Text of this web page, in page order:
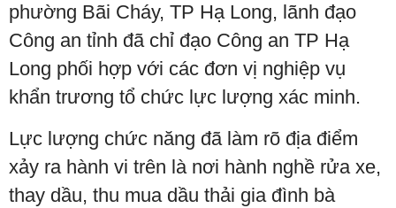
phường Bãi Cháy, TP Hạ Long, lãnh đạo
Công an tỉnh đã chỉ đạo Công an TP Hạ
Long phối hợp với các đơn vị nghiệp vụ
khẩn trương tổ chức lực lượng xác minh.
Lực lượng chức năng đã làm rõ địa điểm
xảy ra hành vi trên là nơi hành nghề rửa xe,
thay dầu, thu mua dầu thải gia đình bà